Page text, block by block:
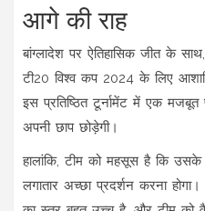
आगे की राह
बांग्लादेश पर ऐतिहासिक जीत के
टी20 विश्व कप 2024 के लिए
इस प्रतिष्ठित टूर्नामेंट में एक
अपनी छाप छोड़ेगी।
हालांकि, टीम को महसूस है कि
लगातार अच्छा प्रदर्शन करना